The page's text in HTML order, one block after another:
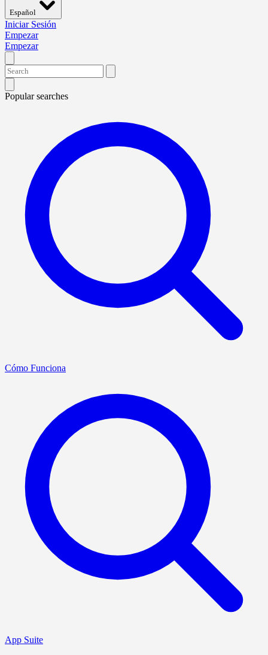
Español
Iniciar Sesión
Empezar
Empezar
Popular searches
Cómo Funciona
App Suite